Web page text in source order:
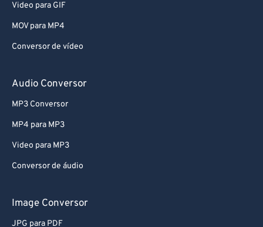
Video para GIF
MOV para MP4
Conversor de vídeo
Audio Conversor
MP3 Conversor
MP4 para MP3
Video para MP3
Conversor de áudio
Image Conversor
JPG para PDF